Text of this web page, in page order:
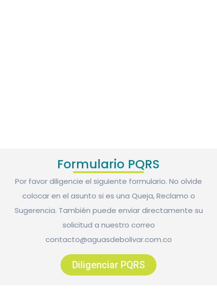
Formulario PQRS
Por favor diligencie el siguiente formulario. No olvide
colocar en el asunto si es una Queja, Reclamo o
Sugerencia. También puede enviar directamente su
solicitud a nuestro correo
contacto@aguasdebolivar.com.co
Diligenciar PQRS